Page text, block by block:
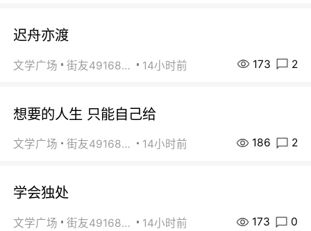
迟舟亦渡
文学广场 街友49168527 14小时前 173 2
想要的人生 只能自己给
文学广场 街友49168527 14小时前 186 2
学会独处
文学广场 街友49168527 14小时前 173 0